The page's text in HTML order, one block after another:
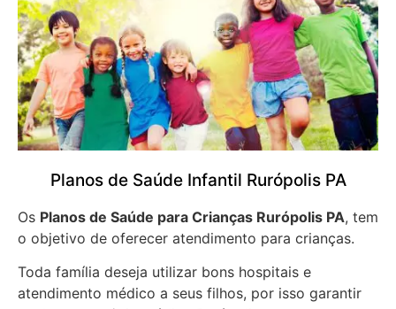
Planos de Saúde Infantil Rurópolis PA
Os Planos de Saúde para Crianças Rurópolis PA, tem
o objetivo de oferecer atendimento para crianças.
Toda família deseja utilizar bons hospitais e
atendimento médico a seus filhos, por isso garantir